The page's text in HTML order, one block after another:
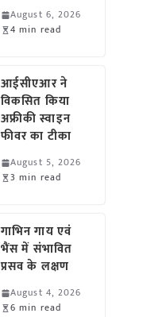
August 6, 2026
4 min read
आईसीएआर ने
विकसित किया
अफ्रीकी स्वाइन
फीवर का टीका
August 5, 2026
3 min read
गाभिन गाय एवं
भैंस में संभावित
प्रसव के लक्षण
August 4, 2026
6 min read